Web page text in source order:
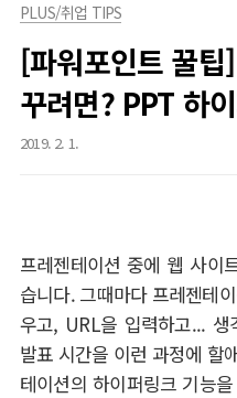
PLUS/취업 TIPS
[파워포인트 꿀
꾸려면? PPT 하
2019. 2. 1.
프레젠테이션 중에 웹 사이
습니다. 그때마다 프레젠테
우고, URL을 입력하고...
발표 시간을 이런 과정에 할
테이션의 하이퍼링크 기능